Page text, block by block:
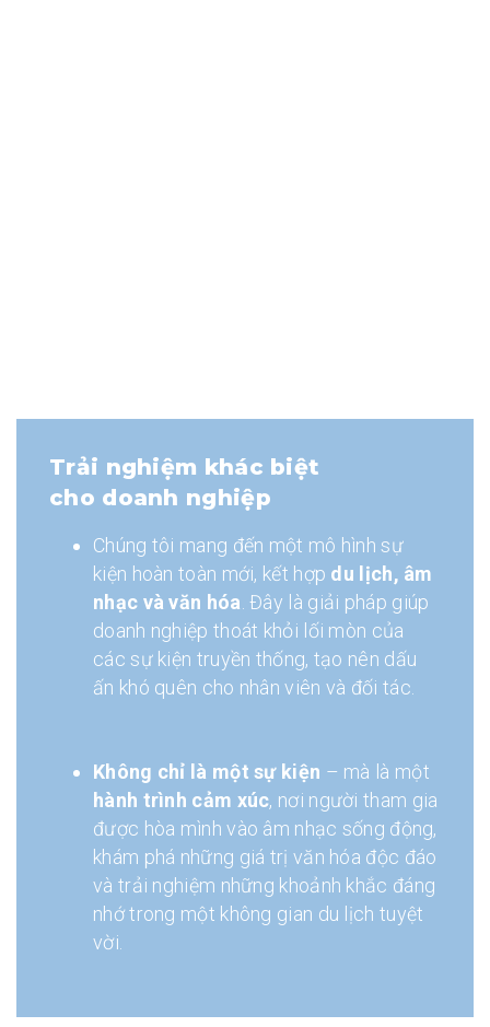
Trải nghiệm khác biệt
cho doanh nghiệp
Chúng tôi mang đến một mô hình sự
kiện hoàn toàn mới, kết hợp du lịch, âm
nhạc và văn hóa . Đây là giải pháp giúp
doanh nghiệp thoát khỏi lối mòn của
các sự kiện truyền thống, tạo nên dấu
ấn khó quên cho nhân viên và đối tác.
Không chỉ là một sự kiện – mà là một
hành trình cảm xúc, nơi người tham gia
được hòa mình vào âm nhạc sống động,
khám phá những giá trị văn hóa độc đáo
và trải nghiệm những khoảnh khắc đáng
nhớ trong một không gian du lịch tuyệt
vời.